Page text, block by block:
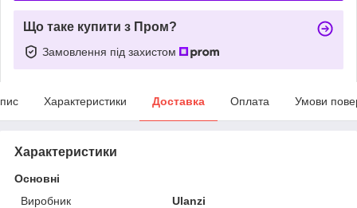
Що таке купити з Пром?
Замовлення під захистом
Характеристики Доставка Оплата Умови
Характеристики
Основні
Виробник
Ulanzi